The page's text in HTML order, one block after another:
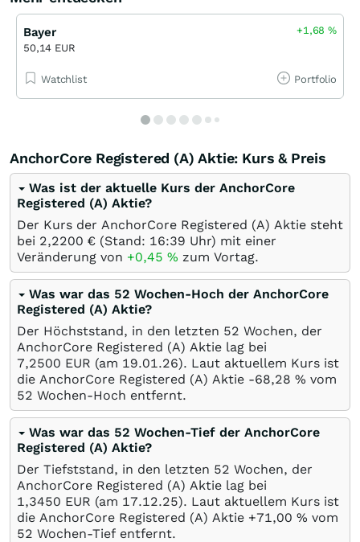
Bayer
50,14 EUR
+1,68%
Watchlist Portfolio
AnchorCore Registered (A) Aktie: Kurs & Preis
Was ist der aktuelle Kurs der AnchorCore
Registered (A) Aktie?
Der Kurs der AnchorCore Registered (A) Aktie steht
bei 2,2200 € (Stand: 16:39 Uhr) mit einer
Veränderung von +0,45 % zum Vortag.
Was war das 52 Wochen-Hoch der AnchorCore
Registered (A) Aktie?
Der Höchststand, in den letzten 52 Wochen, der
AnchorCore Registered (A) Aktie lag bei
7,2500 EUR (am 19.01.26). Laut aktuellem Kurs ist
die AnchorCore Registered (A) Aktie -68,28 % vom
52 Wochen-Hoch entfernt.
Was war das 52 Wochen-Tief der AnchorCore
Registered (A) Aktie?
Der Tiefststand, in den letzten 52 Wochen, der
AnchorCore Registered (A) Aktie lag bei
1,3450 EUR (am 17.12.25). Laut aktuellem Kurs ist
die AnchorCore Registered (A) Aktie +71,00 % vom
52 Wochen-Tief entfernt.